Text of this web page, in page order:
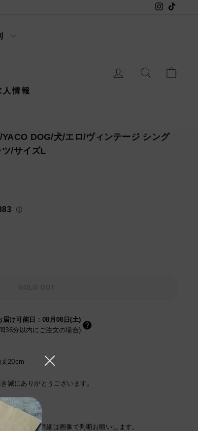
Instagram
人情報
ログイン検索
DOG/犬/エロ/ヴィンテージ シング
/サイズL
届け可能日 : 08月08日(土)
36分以内にご注文の場合)
20cm
誠にありがとうございます。
ズです。
ますので、詳細は画像で判断お願いします。